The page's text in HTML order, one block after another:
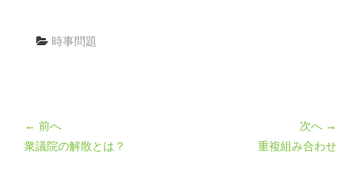
時事問題
← 前へ
衆議院の解散とは？
次へ →
重複組み合わせ